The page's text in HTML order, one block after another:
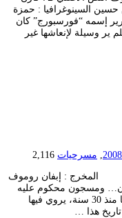
السينوغرافيا : حمزة
إسمه “فورسبورج” كان
ير وسيلة لإنعاشها غير
, مسرحيات 2,116
المخرج : إبفان روموف
ومسجون محكوم عليه
مدى الحياة ومعه مخطوطة، التي بدأ في كتابتها منذ 30 سنة، يروي فيها
هذا …